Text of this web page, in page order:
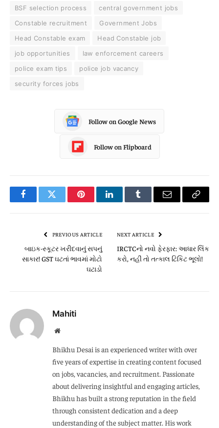
BSF selection process
central government jobs
Constable recruitment
Government Jobs
Head Constable exam
Head Constable job
job opportunities
law enforcement careers
police exam tips
police job vacancy
security forces jobs
Follow on Google News
Follow on Flipboard
FacebookTwitter PinterestLinkedInTumblr Email
Copy
PREVIOUS ARTICLE
બાઇક-સ્કૂટર ખરીદવાનું સપનું
સાકાર! GST ઘટતાં ભાવમાં મોટો
ઘટાડો
NEXT ARTICLE
IRCTCનો નવો ફેરફાર: આધાર લિંક
કરો, નહીં તો તત્કાલ ટિકિટ ભૂલો!
Mahiti
Website
Bhikhu Desai is an experienced writer with over
five years of expertise in creating content focused
on jobs, vacancies, and recruitment. Passionate
about delivering insightful and engaging articles,
Bhikhu has built a strong reputation in the field
through consistent dedication and a deep
understanding of the subject matter. His work